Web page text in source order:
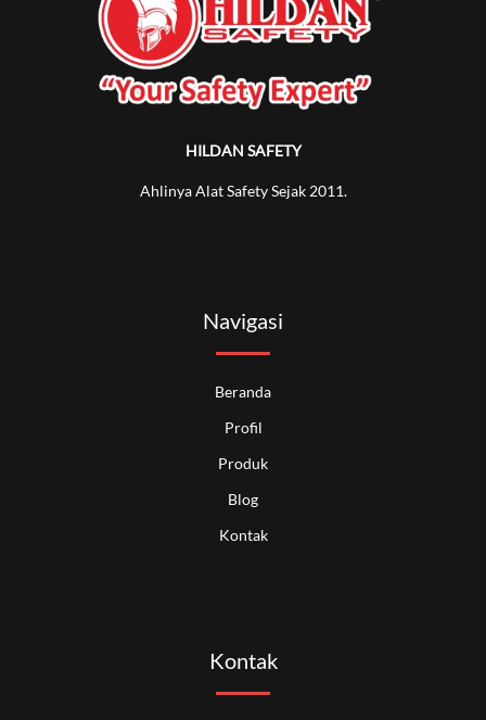
HILDAN SAFETY
Ahlinya Alat Safety Sejak 2011.
Navigasi
Beranda
Profil
Produk
Blog
Kontak
Kontak